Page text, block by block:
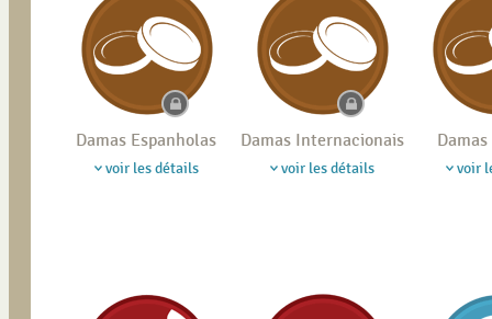
Damas Espanholas
voir les détails
Damas Internacionais
voir les détails voir